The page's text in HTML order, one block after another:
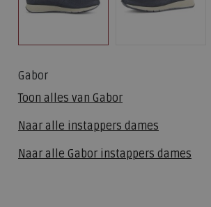
Gabor
Toon alles van Gabor
Naar alle instappers dames
Naar alle Gabor instappers dames